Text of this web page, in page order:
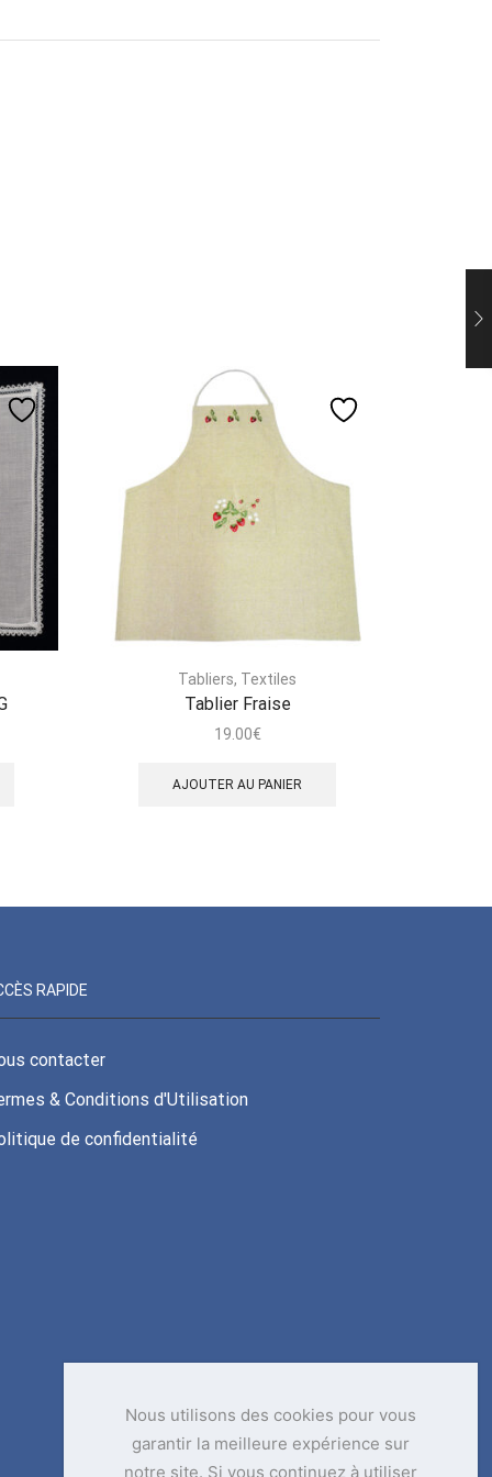
Tabliers, Textiles
Tablier Fraise
19.00€
AJOUTER AU PANIER
RAPIDE
contacter
& Conditions d'Utilisation
de confidentialité
Nous utilisons des cookies pour vous
garantir la meilleure expérience sur
notre site. Si vous continuez à utiliser